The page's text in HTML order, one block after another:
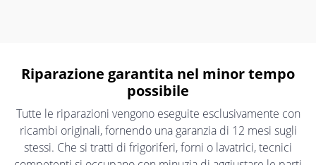
Riparazione garantita nel minor tempo
possibile
Tutte le riparazioni vengono eseguite esclusivamente con
ricambi originali, fornendo una garanzia di 12 mesi sugli
stessi. Che si tratti di frigoriferi, forni o lavatrici, tecnici